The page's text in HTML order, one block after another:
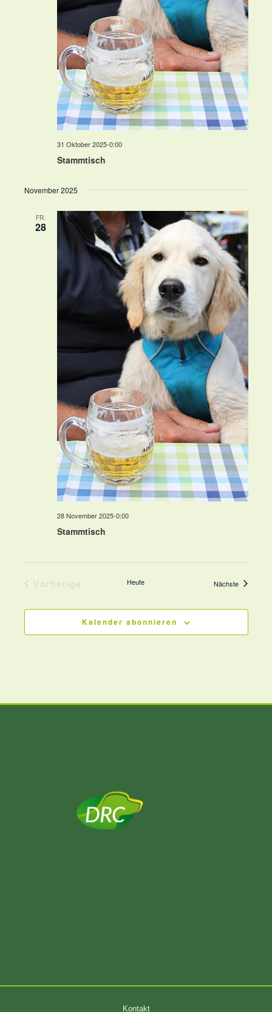
Stammtisch
31 Oktober 2025-0:00
November 2025
FR.
28
Stammtisch
28 November 2025-0:00
Vorherige
Heute Nächste
Kalender abonnieren
Kontakt